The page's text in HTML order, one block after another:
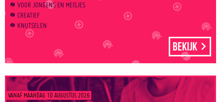
VOOR JONGENS EN MEISJES
CREATIEF
KNUTSELEN
Bekijk
VANAF MAANDAG 10 AUGUSTUS 2026